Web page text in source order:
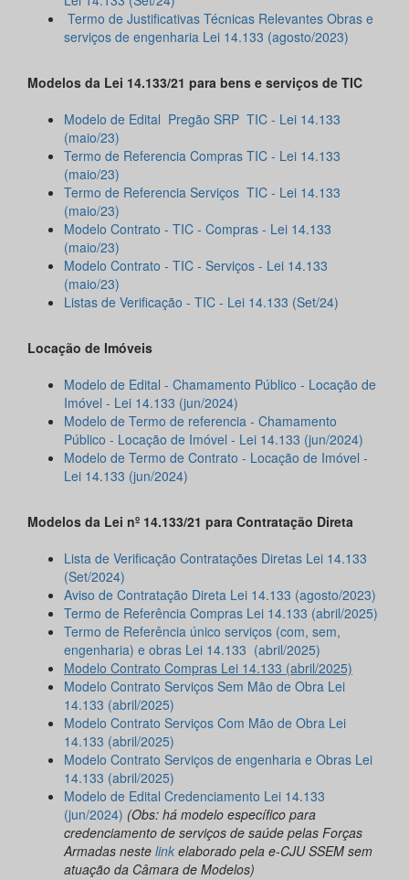
Termo de Justificativas Técnicas Relevantes Obras e
serviços de engenharia Lei 14.133 (agosto/2023)
Modelos da Lei 14.133/21 para bens e serviços de TIC
Modelo de Edital Pregão SRP TIC - Lei 14.133
(maio/23)
Termo de Referencia Compras TIC - Lei 14.133
(maio/23)
Termo de Referencia Serviços TIC - Lei 14.133
(maio/23)
Modelo Contrato - TIC - Compras - Lei 14.133
(maio/23)
Modelo Contrato - TIC - Serviços - Lei 14.133
(maio/23)
Listas de Verificação - TIC - Lei 14.133 (Set/24)
Locação de Imóveis
Modelo de Edital - Chamamento Público - Locação de
Imóvel - Lei 14.133 (jun/2024)
Modelo de Termo de referencia - Chamamento
Público - Locação de Imóvel - Lei 14.133 (jun/2024)
Modelo de Termo de Contrato - Locação de Imóvel -
Lei 14.133 (jun/2024)
Modelos da Lei nº 14.133/21 para Contratação Direta
Lista de Verificação Contratações Diretas Lei 14.133
(Set/2024)
Aviso de Contratação Direta Lei 14.133 (agosto/2023)
Termo de Referência Compras Lei 14.133 (abril/2025)
Termo de Referência único serviços (com, sem,
engenharia) e obras Lei 14.133 (abril/2025)
Modelo Contrato Compras Lei 14.133 (abril/2025)
Modelo Contrato Serviços Sem Mão de Obra Lei
14.133 (abril/2025)
Modelo Contrato Serviços Com Mão de Obra Lei
14.133 (abril/2025)
Modelo Contrato Serviços de engenharia e Obras Lei
14.133 (abril/2025)
Modelo de Edital Credenciamento Lei 14.133
(jun/2024) (Obs: há modelo específico para
credenciamento de serviços de saúde pelas Forças
Armadas neste link elaborado pela e-CJU SSEM sem
atuação da Câmara de Modelos)